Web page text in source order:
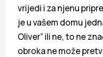
vrijedi i za njenu
je u vašem domu
Oliver” ili ne, to ne
obroka ne može